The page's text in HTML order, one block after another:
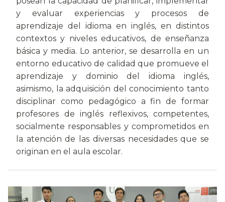
y evaluar experiencias y procesos de
aprendizaje del idioma en inglés, en distintos
contextos y niveles educativos, de enseñanza
básica y media. Lo anterior, se desarrolla en un
entorno educativo de calidad que promueve el
aprendizaje y dominio del idioma inglés,
asimismo, la adquisición del conocimiento tanto
disciplinar como pedagógico a fin de formar
profesores de inglés reflexivos, competentes,
socialmente responsables y comprometidos en
la atención de las diversas necesidades que se
originan en el aula escolar.